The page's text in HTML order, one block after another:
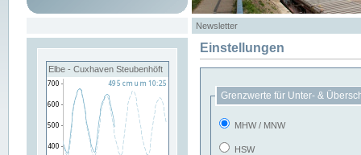
Newsletter
Elbe - Cuxhaven Steubenhöft
Einstellungen
Grenzwerte für Unter- &
MHW / MNW
HSW